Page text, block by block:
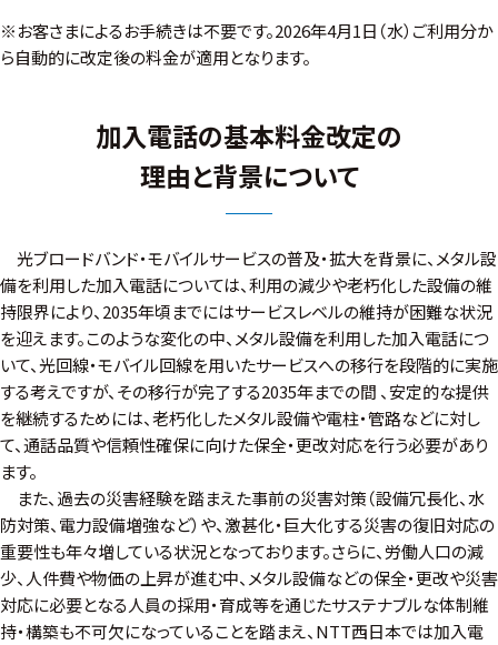
※お客さまによるお手続きは不要です。2026年4月1日（水）ご利用分か
ら自動的に改定後の料金が適用となります。
加入電話の基本料金改定の
理由と背景について
光ブロードバンド・モバイルサービスの普及・拡大を背景に、メタル設
備を利用した加入電話については、利用の減少や老朽化した設備の維
持限界により、2035年頃までにはサービスレベルの維持が困難な状況
を迎えます。このような変化の中、メタル設備を利用した加入電話につ
いて、光回線・モバイル回線を用いたサービスへの移行を段階的に実施
する考えですが、その移行が完了する2035年までの間 、安定的な提供
を継続するためには、老朽化したメタル設備や電柱・管路などに対し
て、通話品質や信頼性確保に向けた保全・更改対応を行う必要があり
ます。
また、過去の災害経験を踏まえた事前の災害対策（設備冗長化、水
防対策、電力設備増強など）や、激甚化・巨大化する災害の復旧対応の
重要性も年々増している状況となっております。さらに、労働人口の減
少、人件費や物価の上昇が進む中、メタル設備などの保全・更改や災害
対応に必要となる人員の採用・育成等を通じたサステナブルな体制維
持・構築も不可欠になっていることを踏まえ、NTT西日本では加入電